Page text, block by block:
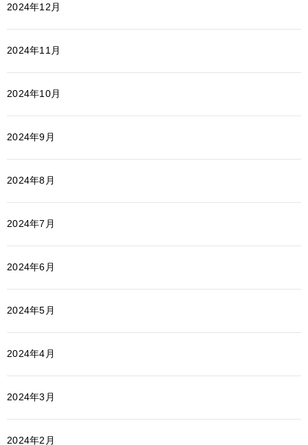
2024年12月
2024年11月
2024年10月
2024年9月
2024年8月
2024年7月
2024年6月
2024年5月
2024年4月
2024年3月
2024年2月